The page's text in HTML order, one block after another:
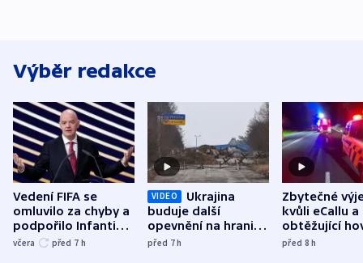
Výběr redakce
Vedení FIFA se
omluvilo za chyby a
podpořilo Infantina.
UEFA trvá na
včera před 7 h
VIDEO
Ukrajina
buduje další
opevnění na hranici
s Běloruskem
před 7h
Zbytečné
kvůli eCallu a
obtěžující
zdržují
před 8h